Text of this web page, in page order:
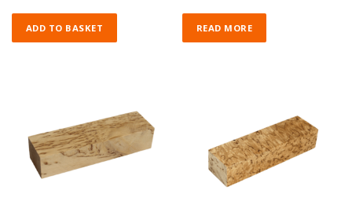
ADD TO BASKET READ MORE